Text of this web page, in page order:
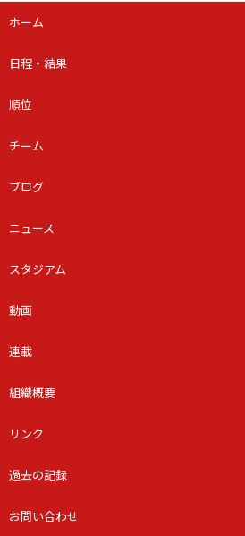
ホーム
日程・結果
順位
チーム
ブログ
ニュース
スタジアム
動画
連載
組織概要
リンク
過去の記録
お問い合わせ